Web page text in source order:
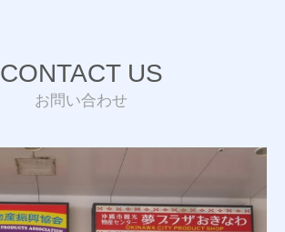
CONTACT US
お問い合わせ